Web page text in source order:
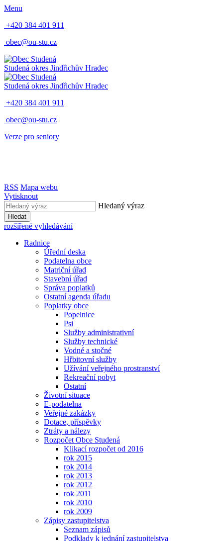
Menu
+420 384 401 911
obec@ou-stu.cz
Studená okres Jindřichův Hradec
Studená okres Jindřichův Hradec
+420 384 401 911
obec@ou-stu.cz
Verze pro seniory
RSS Mapa webu
Vytisknout
Hledaný výraz
Hledat
rozšířené vyhledávání
Radnice
Úřední deska
Podatelna obce
Matriční úřad
Stavební úřad
Správa poplatků
Ostatní agenda úřadu
Poplatky obce
Popelnice
Psi
Služby administrativní
Služby technické
Vodné a stočné
Hřbitovní služby
Užívání veřejného prostranství
Rekreační pobyt
Ostatní
Životní situace
E-podatelna
Veřejné zakázky
Dotace, příspěvky
Ztráty a nálezy
Rozpočet Obce Studená
Klikací rozpočet od 2016
rok 2015
rok 2014
rok 2013
rok 2012
rok 2011
rok 2010
rok 2009
Zápisy zastupitelstva
Seznam zápisů
Podklady k jednání zastupitelstva